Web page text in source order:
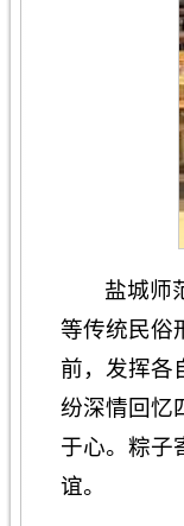
盐城师
等传统民俗
前，发挥各
纷深情回忆
于心。粽子
谊。